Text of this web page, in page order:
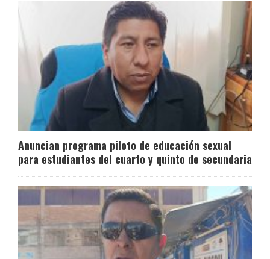
Anuncian programa piloto de educación sexual
para estudiantes del cuarto y quinto de secundaria